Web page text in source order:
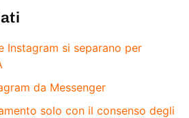
Instagram si separano per
da Messenger
solo con il consenso degli